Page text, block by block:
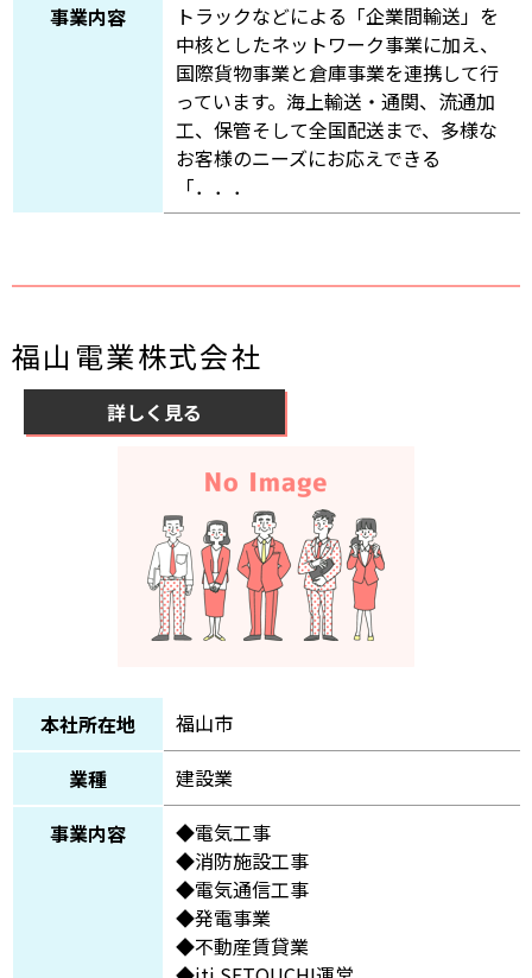
事業内容
トラックなどによる「企業間輸送」を
中核としたネットワーク事業に加え、
国際貨物事業と倉庫事業を連携して行
っています。海上輸送・通関、流通加
工、保管そして全国配送まで、多様な
お客様のニーズにお応えできる
「．．．
福山電業株式会社
詳しく見る
本社所在地
福山市
業種
建設業
事業内容
◆電気工事
◆消防施設工事
◆電気通信工事
◆発電事業
◆不動産賃貸業